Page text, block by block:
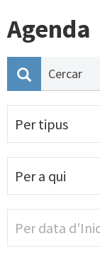
Agenda
Per tipus
Per a qui